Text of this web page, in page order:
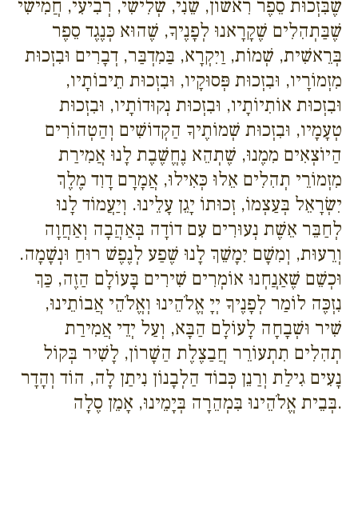
שֶׁבִּזְכוּת סֵפֶר רִאשׁוֹן, שֵׁנִי, שְׁלִישִׁי, רְבִיעִי, חֲמִישִׁי
שֶׁבַּתְהִלִים שֶׁקָרָאנוּ לְפָנֶיךָ, שֶׁהוּא כְּנֶגֶד סֵפֶר
בְּרֵאשִׁית, שְׁמוֹת, וַיִקְרָא, בַּמִדְבַּר, דְבָרִים וּבִזְכוּת
מִזְמוֹרָיו, וּבִזְכוּת פְּסוּקָיו, וּבִזְכוּת תֵיבוֹתָיו,
וּבִזְכוּת אוֹתִיוֹתָיו, וּבִזְכוּת נְקוּדוֹתָיו, וּבִזְכוּת
טְעָמָיו, וּבִזְכוּת שְׁמוֹתֶיךָ הַקְדוֹשִׁים וְהַטְהוֹרִים
הַיוֹצְאִים מִמֶנוּ, שֶׁתְהֵא נֶחֱשֶׁבֶת לָנוּ אֲמִירַת
מִזְמוֹרֵי תְהִלִים אֵלוּ כְּאִילוּ, אֲמָרָם דָוִד מֶלֶךְ
יִשְׂרָאֵל בְּעַצְמוֹ, זְכוּתוֹ יָגֵן עָלֵינוּ. וְיַעֲמוֹד לָנוּ
לְחַבֵּר אֵשֶׁת נְעוּרִים עִם דוֹדָה בְּאַהֲבָה וְאַחֲוָה
וְרֵעוּת, וְמִשָׁם יִמָשֵׁךְ לָנוּ שֶׁפַע לְנֶפֶשׁ רוּחַ וּנְשָׁמָה.
וּכְשֵׁם שֶׁאַנֲחְנוּ אוֹמְרִים שִׁירִים בָּעוֹלָם הַזֶה, כַּךְ
נִזְכֶּה לוֹמַר לְפָנֶיךָ יְיָ אֱלֹהֵינוּ וְאֱלֹהֵי אֲבוֹתֵינוּ,
שִׁיר וּשְׁבָחָה לָעוֹלָם הַבָּא, וְעַל יְדֵי אֲמִירַת
תְהִלִים תִתְעוֹרֵר חֲבַצֶלֶת הַשָׁרוֹן, לָשִׁיר בְּקוֹל
נָעִים גִילַת וְרַנֵן כְּבוֹד הַלְבָנוֹן נִיתַן לָה, הוֹד וְהָדָר
בְּבֵית אֱלֹהֵינוּ בִּמְהֵרָה בְּיָמֵינוּ, אָמֵן סֶלָה.